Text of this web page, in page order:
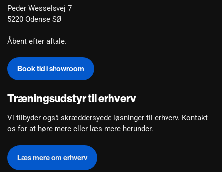
Peder Wesselsvej 7
5220 Odense SØ
Åbent efter aftale.
Book tid i showroom
Træningsudstyr til erhverv
Vi tilbyder også skræddersyede løsninger til erhverv. Kontakt
os for at høre mere eller læs mere herunder.
Læs mere om erhverv